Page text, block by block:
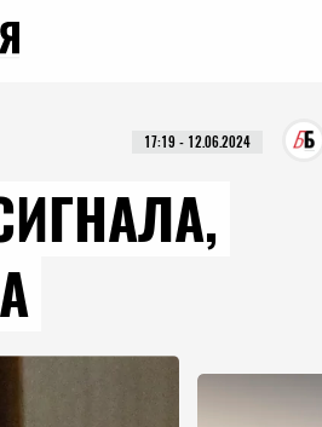
17:19 - 12.06.2024